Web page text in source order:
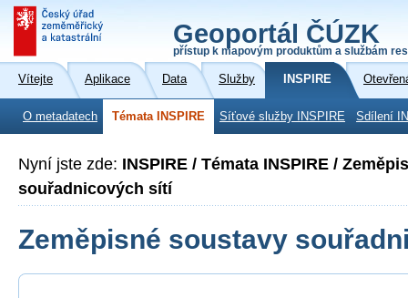
Geoportál ČÚZK
přístup k mapovým produktům a službám
Vítejte Aplikace Data Služby INSPIRE
O metadatech Témata INSPIRE Síťové služby INSPIRE Sdílení
Nyní jste zde: INSPIRE / Témata INSPIRE /
souřadnicových sítí
Zeměpisné soustavy